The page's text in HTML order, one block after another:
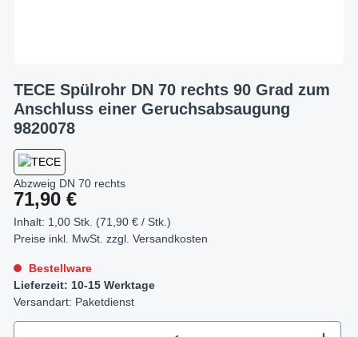
TECE Spülrohr DN 70 rechts 90 Grad zum
Anschluss einer Geruchsabsaugung
9820078
Abzweig DN 70 rechts
Regulärer Preis:
71,90 €
Inhalt: 1,00 Stk. (71,90 € / Stk.)
Preise inkl. MwSt. zzgl. Versandkosten
Bestellware
Lieferzeit: 10-15 Werktage
Versandart: Paketdienst
zentheme.component.product.quantitySelect.legend